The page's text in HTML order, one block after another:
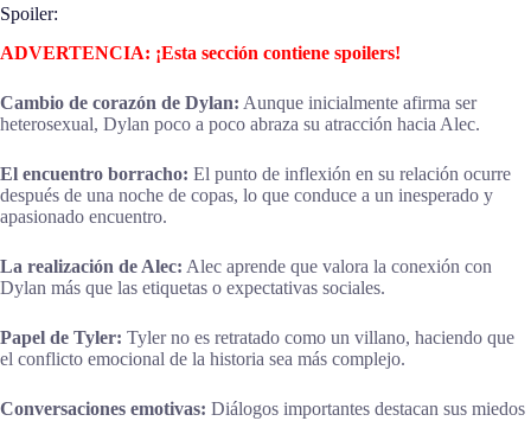
Spoiler:
ADVERTENCIA: ¡Esta sección contiene spoilers!
Cambio de corazón de Dylan: Aunque inicialmente afirma ser
heterosexual, Dylan poco a poco abraza su atracción hacia Alec.
El encuentro borracho: El punto de inflexión en su relación ocurre
después de una noche de copas, lo que conduce a un inesperado y
apasionado encuentro.
La realización de Alec: Alec aprende que valora la conexión con
Dylan más que las etiquetas o expectativas sociales.
Papel de Tyler: Tyler no es retratado como un villano, haciendo que
el conflicto emocional de la historia sea más complejo.
Conversaciones emotivas: Diálogos importantes destacan sus miedos